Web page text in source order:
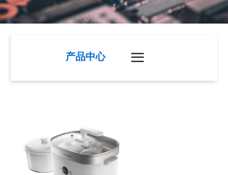
联系我们
华瑞昇杯
产品中心 끀